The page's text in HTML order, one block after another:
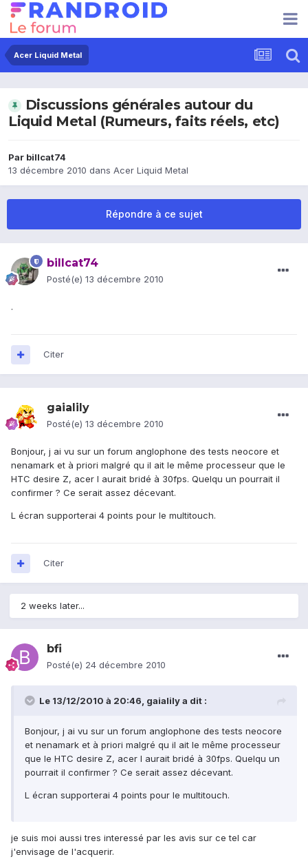
Acer Liquid Metal
Discussions générales autour du
Liquid Metal (Rumeurs, faits réels, etc)
Par billcat74
13 décembre 2010 dans Acer Liquid Metal
Répondre à ce sujet
billcat74
Posté(e) 13 décembre 2010
.
Citer
gaialily
Posté(e) 13 décembre 2010
Bonjour, j ai vu sur un forum anglophone des tests neocore et
nenamark et à priori malgré qu il ait le même processeur que le
HTC desire Z, acer l aurait bridé à 30fps. Quelqu un pourrait il
confirmer ? Ce serait assez décevant.
L écran supporterai 4 points pour le multitouch.
Citer
2 weeks later...
bfi
Posté(e) 24 décembre 2010
Le 13/12/2010 à 20:46, gaialily a dit :
Bonjour, j ai vu sur un forum anglophone des tests neocore
et nenamark et à priori malgré qu il ait le même processeur
que le HTC desire Z, acer l aurait bridé à 30fps. Quelqu un
pourrait il confirmer ? Ce serait assez décevant.
L écran supporterai 4 points pour le multitouch.
je suis moi aussi tres interessé par les avis sur ce tel car
j'envisage de l'acquerir.